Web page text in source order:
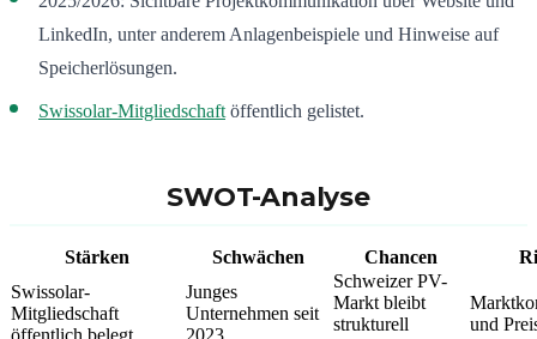
LinkedIn, unter anderem Anlagenbeispiele und Hinweise auf
Speicherlösungen.
Swissolar-Mitgliedschaft öffentlich gelistet.
SWOT-Analyse
Stärken Schwächen Chancen
Swissolar-
Mitgliedschaft
Junges
Unternehmen seit
Schweizer PV-
Markt bleibt
strukturell
und